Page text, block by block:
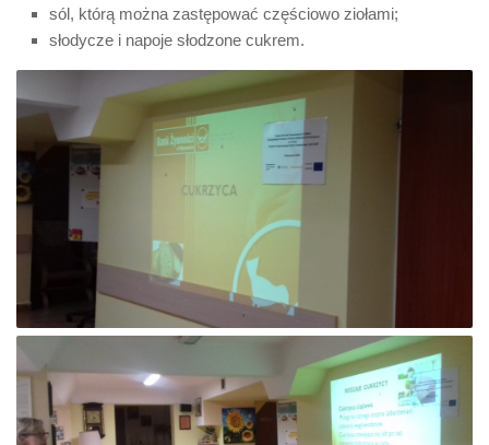
sól, którą można zastępować częściowo ziołami;
słodycze i napoje słodzone cukrem.